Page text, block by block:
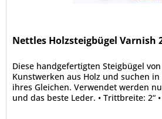
Nettles Holzsteigbügel Varnish
Diese handgefertigten Steigbügel
Kunstwerken aus Holz und suchen
ihres Gleichen. Verwendet werden
und das beste Leder. • Trittbreite: 2“